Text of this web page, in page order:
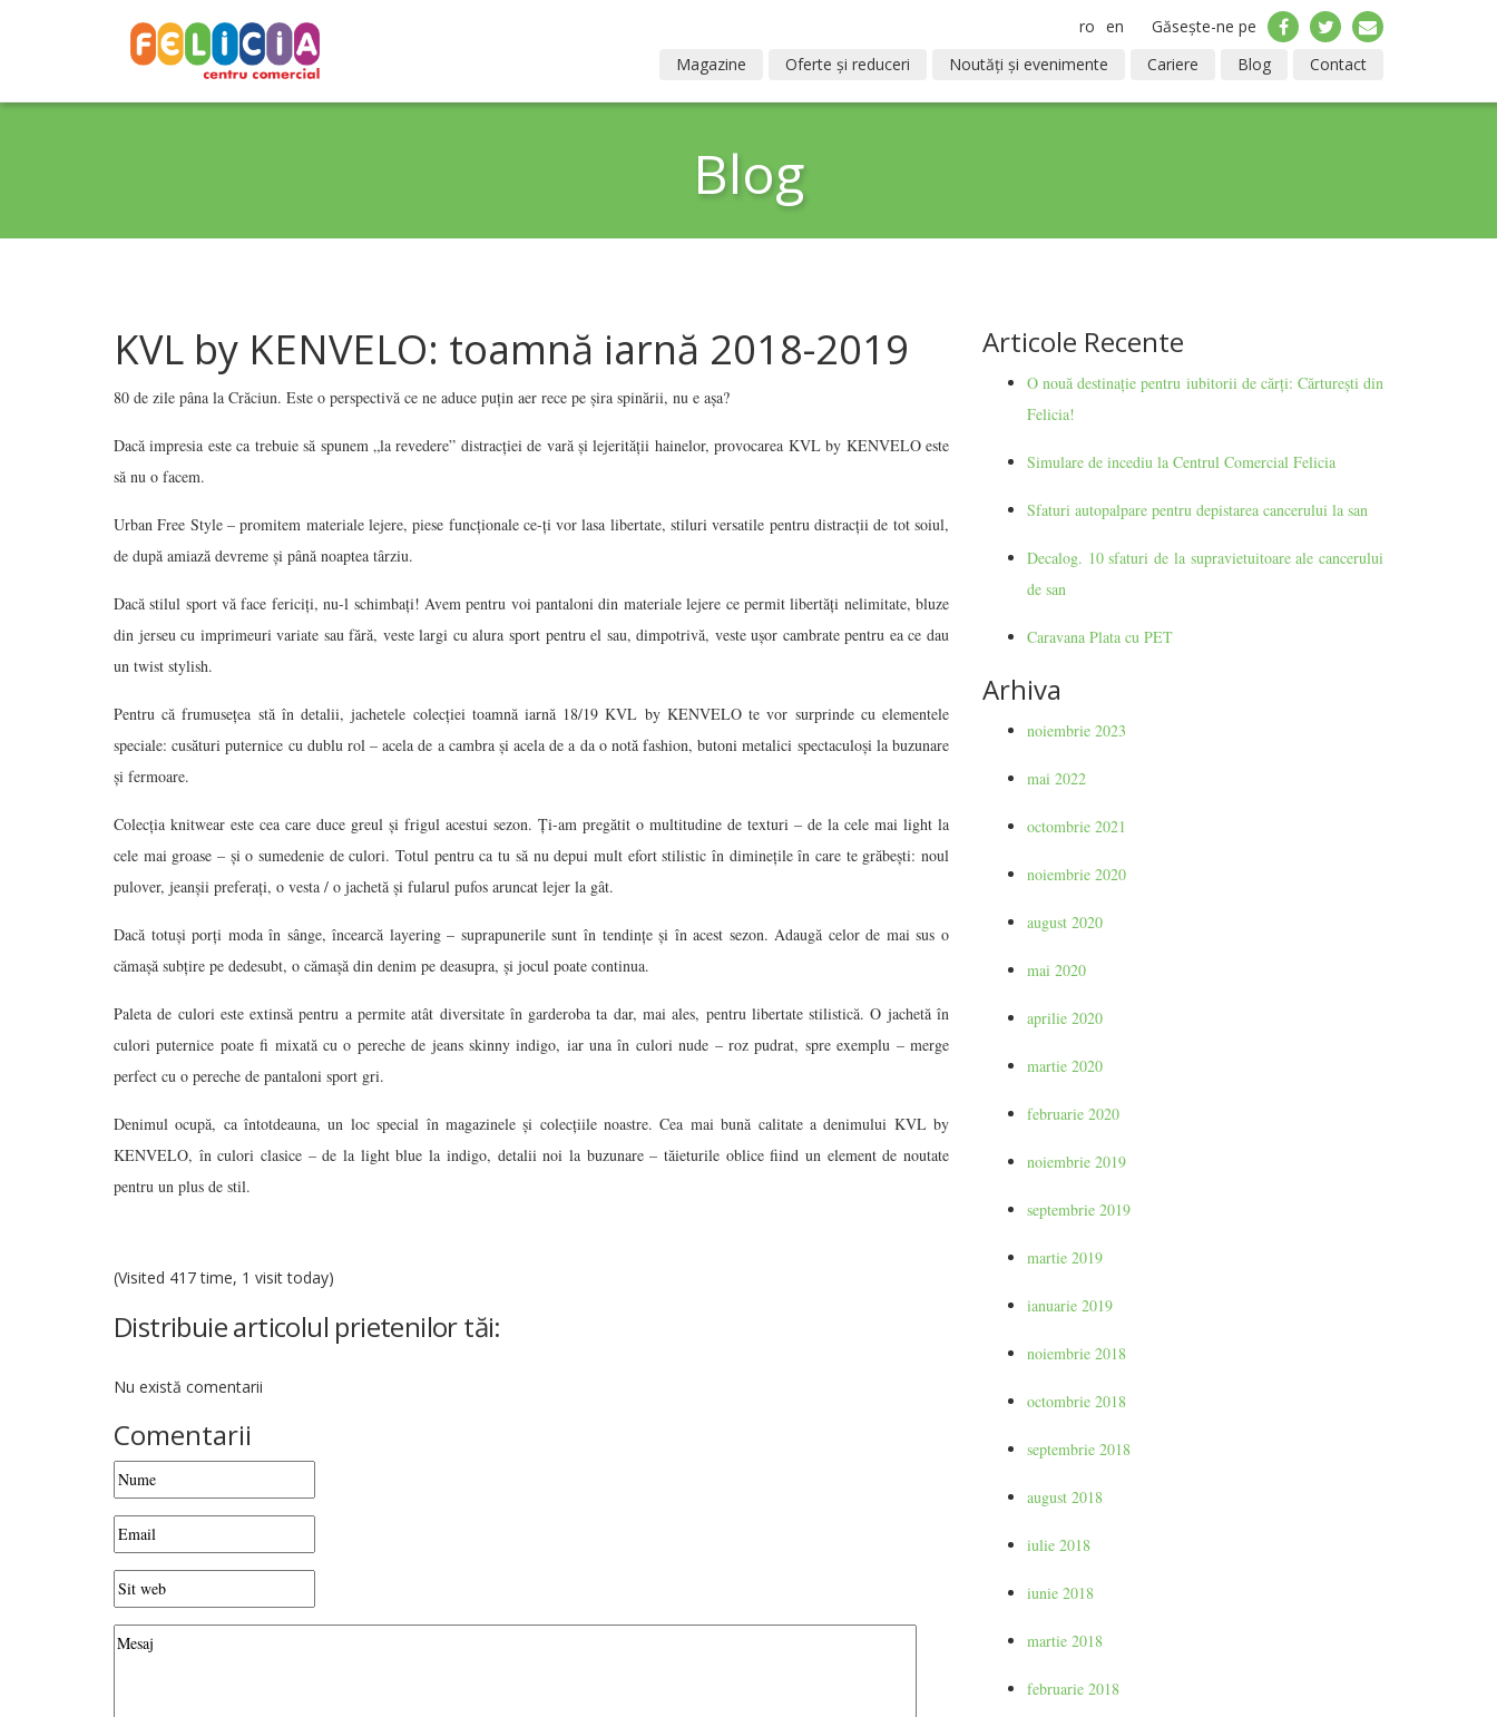
en
ro
Găsește-ne pe
Magazine
Oferte și reduceri Noutăți și evenimente Cariere Blog Contact
Blog
KVL by KENVELO: toamnă iarnă 2018-2019
80 de zile pâna la Crăciun. Este o perspectivă ce ne aduce puțin aer rece pe șira spinării, nu e așa?
Dacă impresia este ca trebuie să spunem „la revedere” distracției de vară și lejerității hainelor, provocarea KVL by KENVELO este
să nu o facem.
Urban Free Style – promitem materiale lejere, piese funcționale ce-ți vor lasa libertate, stiluri versatile pentru distracții de tot soiul,
de după amiază devreme și până noaptea târziu.
Dacă stilul sport vă face fericiți, nu-l schimbați! Avem pentru voi pantaloni din materiale lejere ce permit libertăți nelimitate, bluze
din jerseu cu imprimeuri variate sau fără, veste largi cu alura sport pentru el sau, dimpotrivă, veste ușor cambrate pentru ea ce dau
un twist stylish.
Pentru că frumusețea stă în detalii, jachetele colecției toamnă iarnă 18/19 KVL by KENVELO te vor surprinde cu elementele
speciale: cusături puternice cu dublu rol – acela de a cambra și acela de a da o notă fashion, butoni metalici spectaculoși la buzunare
și fermoare.
Colecția knitwear este cea care duce greul și frigul acestui sezon. Ți-am pregătit o multitudine de texturi – de la cele mai light la
cele mai groase – și o sumedenie de culori. Totul pentru ca tu să nu depui mult efort stilistic în diminețile în care te grăbești: noul
pulover, jeanșii preferați, o vesta / o jachetă și fularul pufos aruncat lejer la gât.
Dacă totuși porți moda în sânge, încearcă layering – suprapunerile sunt în tendințe și în acest sezon. Adaugă celor de mai sus o
cămașă subțire pe dedesubt, o cămașă din denim pe deasupra, și jocul poate continua.
Paleta de culori este extinsă pentru a permite atât diversitate în garderoba ta dar, mai ales, pentru libertate stilistică. O jachetă în
culori puternice poate fi mixată cu o pereche de jeans skinny indigo, iar una în culori nude – roz pudrat, spre exemplu – merge
perfect cu o pereche de pantaloni sport gri.
Denimul ocupă, ca întotdeauna, un loc special în magazinele și colecțiile noastre. Cea mai bună calitate a denimului KVL by
KENVELO, în culori clasice – de la light blue la indigo, detalii noi la buzunare – tăieturile oblice fiind un element de noutate
pentru un plus de stil.
(Visited 417 time, 1 visit today)
Distribuie articolul prietenilor tăi:
Nu există comentarii
Comentarii
Articole Recente
O nouă destinație pentru iubitorii de cărți: Cărturești din
Felicia!
Simulare de incediu la Centrul Comercial Felicia
Sfaturi autopalpare pentru depistarea cancerului la san
Decalog. 10 sfaturi de la supravietuitoare ale cancerului
de san
Caravana Plata cu PET
Arhiva
noiembrie 2023
mai 2022
octombrie 2021
noiembrie 2020
august 2020
mai 2020
aprilie 2020
martie 2020
februarie 2020
noiembrie 2019
septembrie 2019
martie 2019
ianuarie 2019
noiembrie 2018
octombrie 2018
septembrie 2018
august 2018
iulie 2018
iunie 2018
martie 2018
februarie 2018